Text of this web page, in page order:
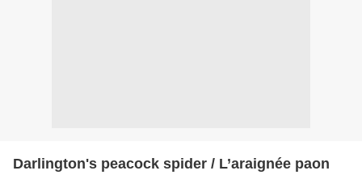
Darlington's peacock spider / L’araignée paon